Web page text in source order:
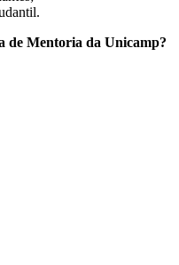
de Mentoria da Unicamp?